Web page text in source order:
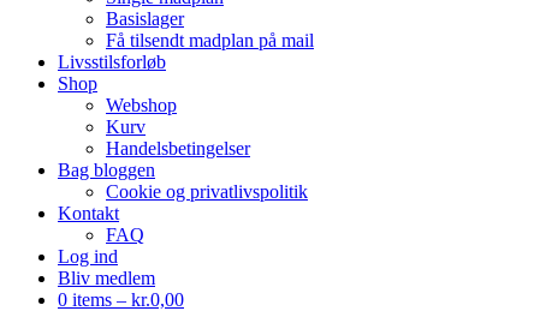
Basislager
Få tilsendt madplan på mail
Livsstilsforløb
Shop
Webshop
Kurv
Handelsbetingelser
Bag bloggen
Cookie og privatlivspolitik
Kontakt
FAQ
Log ind
Bliv medlem
0 items – kr.0,00